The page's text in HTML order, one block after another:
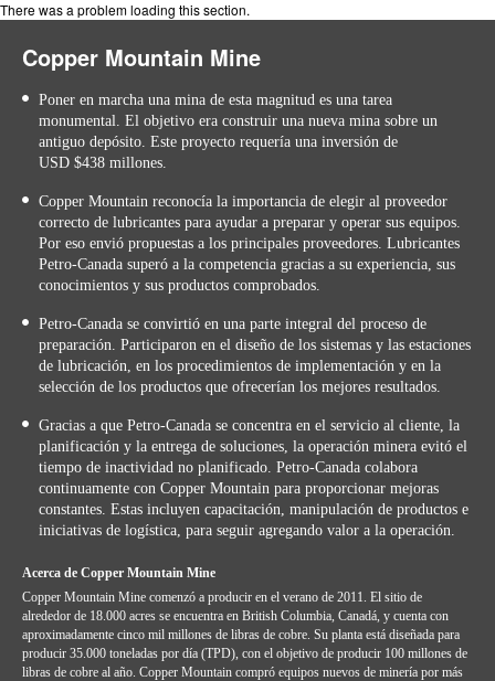
There was a problem loading this section.
Copper Mountain Mine
Poner en marcha una mina de esta magnitud es una tarea
monumental. El objetivo era construir una nueva mina sobre un
antiguo depósito. Este proyecto requería una inversión de
USD $438 millones.
Copper Mountain reconocía la importancia de elegir al proveedor
correcto de lubricantes para ayudar a preparar y operar sus equipos.
Por eso envió propuestas a los principales proveedores. Lubricantes
Petro-Canada superó a la competencia gracias a su experiencia, sus
conocimientos y sus productos comprobados.
Petro-Canada se convirtió en una parte integral del proceso de
preparación. Participaron en el diseño de los sistemas y las estaciones
de lubricación, en los procedimientos de implementación y en la
selección de los productos que ofrecerían los mejores resultados.
Gracias a que Petro-Canada se concentra en el servicio al cliente, la
planificación y la entrega de soluciones, la operación minera evitó el
tiempo de inactividad no planificado. Petro-Canada colabora
continuamente con Copper Mountain para proporcionar mejoras
constantes. Estas incluyen capacitación, manipulación de productos e
iniciativas de logística, para seguir agregando valor a la operación.
Acerca de Copper Mountain Mine
Copper Mountain Mine comenzó a producir en el verano de 2011. El sitio de
alrededor de 18.000 acres se encuentra en British Columbia, Canadá, y cuenta con
aproximadamente cinco mil millones de libras de cobre. Su planta está diseñada para
producir 35.000 toneladas por día (TPD), con el objetivo de producir 100 millones de
libras de cobre al año. Copper Mountain compró equipos nuevos de minería por más